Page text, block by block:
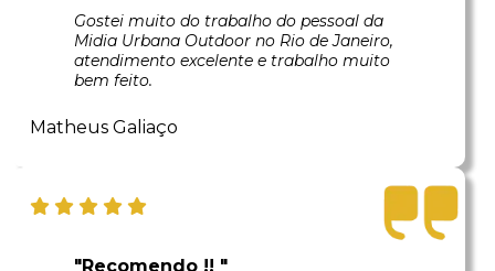
Gostei muito do trabalho do pessoal da
Midia Urbana Outdoor no Rio de Janeiro,
atendimento excelente e trabalho muito
bem feito.
Matheus Galiaço
"Recomendo !! "